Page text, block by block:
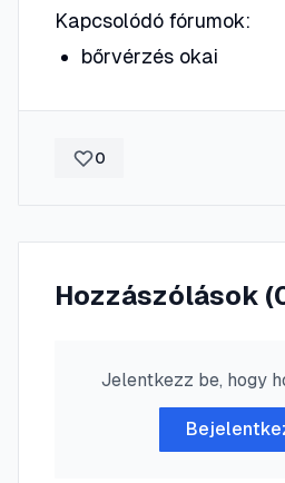
Kapcsolódó fórumok:
bőrvérzés okai
0
Hozzászólások (
Jelentkezz be, hogy